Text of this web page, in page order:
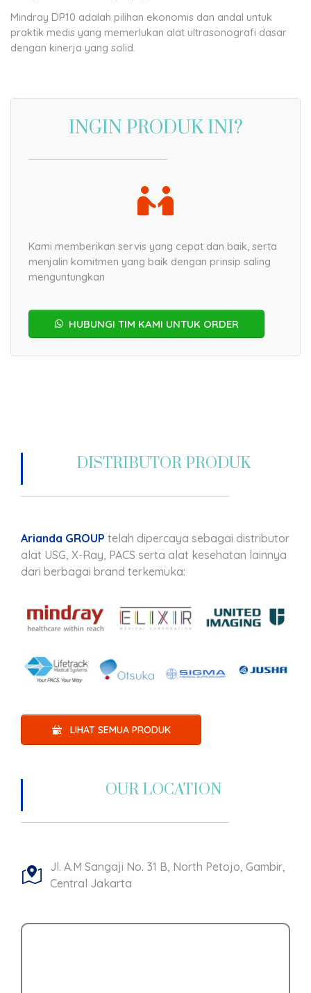
Mindray DP10 adalah pilihan ekonomis dan andal untuk
praktik medis yang memerlukan alat ultrasonografi dasar
dengan kinerja yang solid.
INGIN PRODUK INI?
Kami memberikan servis yang cepat dan baik, serta
menjalin komitmen yang baik dengan prinsip saling
menguntungkan
HUBUNGI TIM KAMI UNTUK ORDER
DISTRIBUTOR PRODUK
Arianda GROUP telah dipercaya sebagai distributor
alat USG, X-Ray, PACS serta alat kesehatan lainnya
dari berbagai brand terkemuka:
LIHAT SEMUA PRODUK
OUR LOCATION
Jl. A.M Sangaji No. 31 B, North Petojo, Gambir,
Central Jakarta